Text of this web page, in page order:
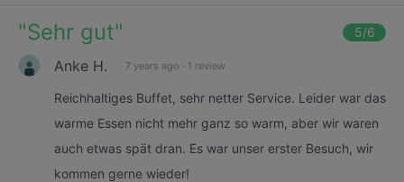
"Sehr gut" 5/6
Anke H. 7 years ago · 1 review
Reichhaltiges Buffet, sehr netter Service. Leider war das
warme Essen nicht mehr ganz so warm, aber wir waren
auch etwas spät dran. Es war unser erster Besuch, wir
kommen gerne wieder!